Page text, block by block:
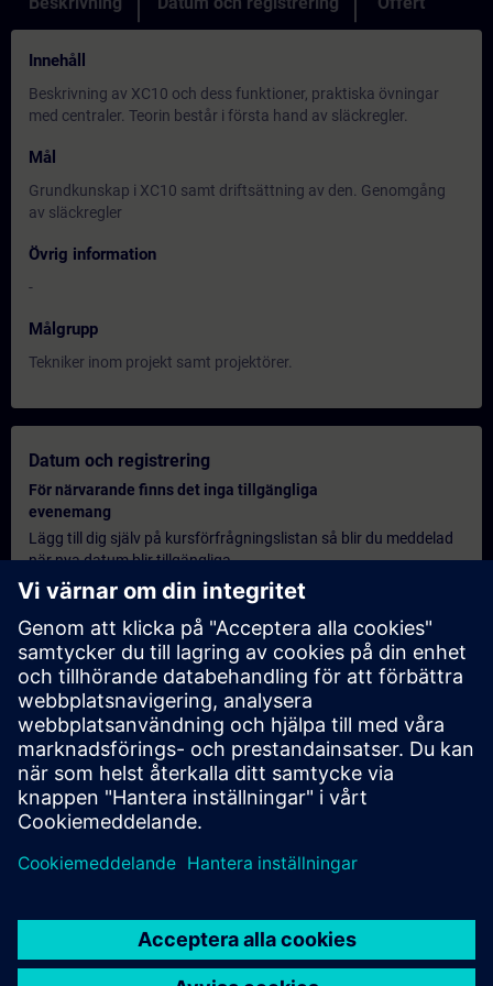
Innehåll
Beskrivning av XC10 och dess funktioner, praktiska övningar
med centraler. Teorin består i första hand av släckregler.
Mål
Grundkunskap i XC10 samt driftsättning av den. Genomgång
av släckregler
Övrig information
-
Målgrupp
Tekniker inom projekt samt projektörer.
Datum och registrering
För närvarande finns det inga tillgängliga
evenemang
Lägg till dig själv på kursförfrågningslistan så blir du meddelad
när nya datum blir tillgängliga.
Aktivera meddelandetjänst
Personlig offert
Om du behöver en standardprisoffert för denna utbildning, till
exempel för din inköpsavdelning, klicka då på länken nedan. Du
måste först ange några personliga uppgifter och därefter
kommer en offert att skickas till din e-post.
Erbjud offert